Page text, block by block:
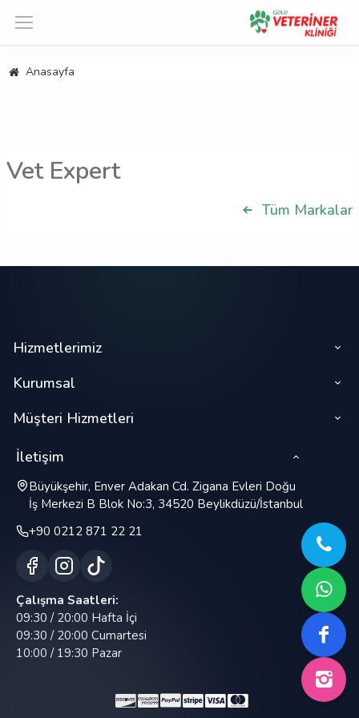
Anasayfa
Vet Expert
Tüm Markalar
Hizmetlerimiz
Kurumsal
Müşteri Hizmetleri
İletişim
Büyükşehir, Enver Adakan Cd. Zigana Evleri Doğu
İş Merkezi B Blok No:3, 34520 Beylikdüzü/İstanbul
+90 0212 871 22 21
Çalışma Saatleri:
09:30 / 20:00 Hafta İçi
09:30 / 20:00 Cumartesi
10:00 / 19:30 Pazar